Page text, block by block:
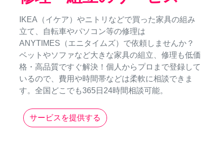
IKEA（イケア）やニトリなどで買った家具の組み
立て、自転車やパソコン等の修理は
ANYTIMES（エニタイムズ）で依頼しませんか？
ベットやソファなど大きな家具の組立、修理も低価
格・高品質ですぐ解決！個人からプロまで登録して
いるので、費用や時間帯などは柔軟に相談できま
す。全国どこでも365日24時間相談可能。
サービスを提供する